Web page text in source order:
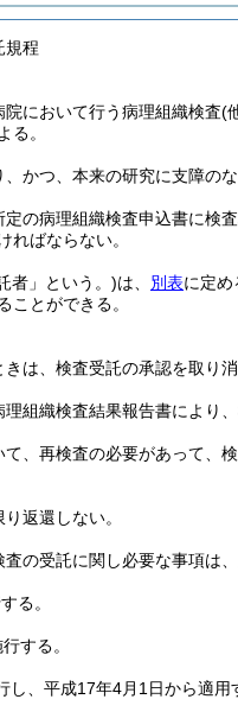
規程
において行う病理組織検査(
る。
かつ、本来の研究に支障の
の病理組織検査申込書に検
ればならない。
者」という。)は、 別表に定め
ことができる。
は、検査受託の承認を取り消
組織検査結果報告書により
、再検査の必要があって、
返還しない。
の受託に関し必要な事項は、
る。
する。
、平成17年4月1日から適用